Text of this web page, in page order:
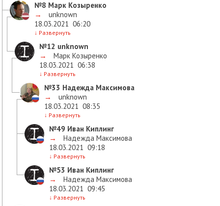
№8 Марк Козыренко
→
unknown
18.03.2021 06:20
↓ Развернуть
№12 unknown
→
Марк Козыренко
18.03.2021 06:38
↓ Развернуть
№33 Надежда Максимова
→
unknown
18.03.2021 08:35
↓ Развернуть
№49 Иван Киплинг
→
Надежда Максимова
18.03.2021 09:18
↓ Развернуть
№53 Иван Киплинг
→
Надежда Максимова
18.03.2021 09:45
↓ Развернуть